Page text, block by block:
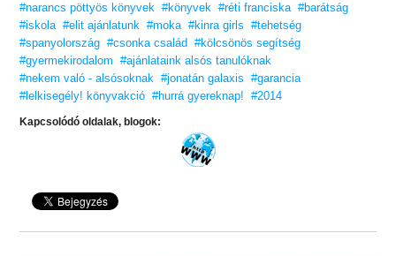
#narancs pöttyös könyvek #könyvek #réti franciska #barátság
#iskola #elit ajánlatunk #moka #kinra girls
#tehetség
#spanyolország #csonka család
#kölcsönös segítség
#gyermekirodalom
#ajánlataink alsós tanulóknak
#nekem való - alsósoknak #jonatán galaxis
#garancia
#lelkisegély! könyvakció #hurrá gyereknap! #2014
Kapcsolódó oldalak, blogok: